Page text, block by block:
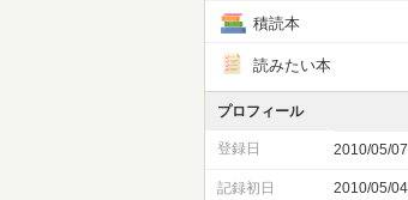
積読本
読みたい本
プロフィール
登録日 2010/05/
記録初日 2010/05/